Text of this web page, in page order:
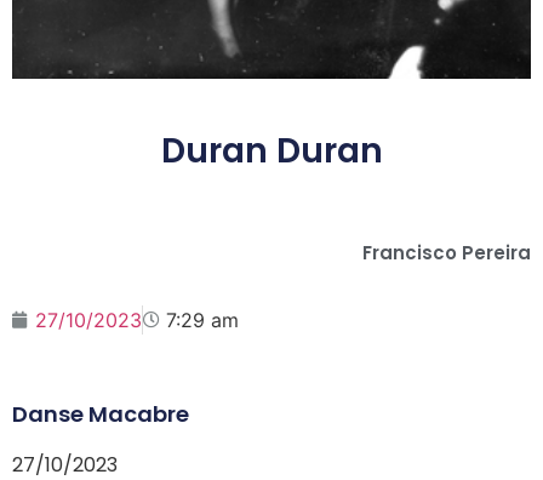
Duran Duran
Francisco Pereira
27/10/2023 7:29 am
Danse Macabre
27/10/2023